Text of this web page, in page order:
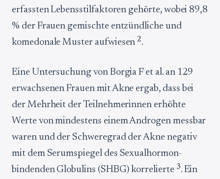
erfassten Lebensstilfaktoren gehörte, wobei 89,8
% der Frauen gemischte entzündliche und
komedonale Muster aufwiesen2.
Eine Untersuchung von Borgia F et al. an 129
erwachsenen Frauen mit Akne ergab, dass bei
der Mehrheit der Teilnehmerinnen erhöhte
Werte von mindestens einem Androgen messbar
waren und der Schweregrad der Akne negativ
mit dem Serumspiegel des Sexualhormon-
bindenden Globulins (SHBG) korrelierte 3. Ein